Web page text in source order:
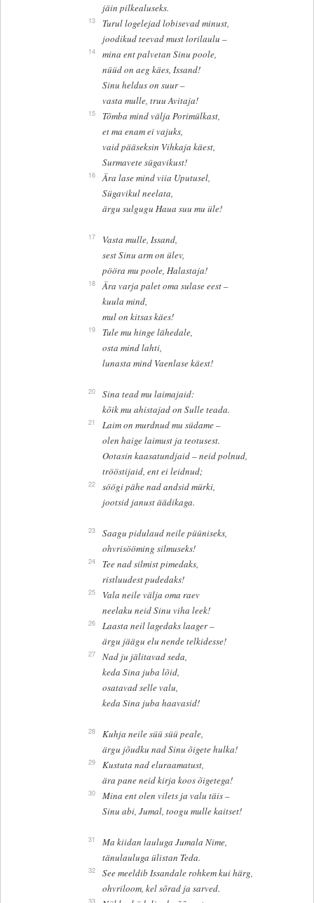
jäin pilkealuseks.
13
Turul logelejad lobisevad minust,
joodikud teevad must lorilaulu –
14
mina ent palvetan Sinu poole,
nüüd on aeg käes, Issand!
Sinu heldus on suur –
vasta mulle, truu Avitaja!
15
Tõmba mind välja Porimülkast,
et ma enam ei vajuks,
vaid pääseksin Vihkaja käest,
Surmavete sügavikust!
16
Ära lase mind viia Uputusel,
Sügavikul neelata,
ärgu sulgugu Haua suu mu üle!
17
Vasta mulle, Issand,
sest Sinu arm on ülev,
pööra mu poole, Halastaja!
18
Ära varja palet oma sulase eest –
kuula mind,
mul on kitsas käes!
19
Tule mu hinge lähedale,
osta mind lahti,
lunasta mind Vaenlase käest!
20
Sina tead mu laimajaid:
kõik mu ahistajad on Sulle teada.
21
Laim on murdnud mu südame –
olen haige laimust ja teotusest.
Ootasin kaasatundjaid – neid polnud,
trööstijaid, ent ei leidnud;
22
söögi pähe nad andsid mürki,
jootsid janust äädikaga.
23
Saagu pidulaud neile püüniseks,
ohvrisööming silmuseks!
24
Tee nad silmist pimedaks,
ristluudest pudedaks!
25
Vala neile välja oma raev
neelaku neid Sinu viha leek!
26
Laasta neil lagedaks laager –
ärgu jäägu elu nende telkidesse!
27
Nad ju jälitavad seda,
keda Sina juba lõid,
osatavad selle valu,
keda Sina juba haavasid!
28
Kuhja neile süü süü peale,
ärgu jõudku nad Sinu õigete hulka!
29
Kustuta nad eluraamatust,
ära pane neid kirja koos õigetega!
30
Mina ent olen vilets ja valu täis –
Sinu abi, Jumal, toogu mulle kaitset!
31
Ma kiidan lauluga Jumala Nime,
tänulauluga ülistan Teda.
32
See meeldib Issandale rohkem kui härg,
ohvriloom, kel sõrad ja sarved.
33